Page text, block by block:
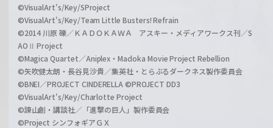
©VisualArt's/Key/SProject
©VisualArt's/Key/Team Little Busters! Refrain
©2014 川原 礫／ＫＡＤＯＫＡＷＡ アスキー・メディアワークス刊／S
AOⅡ Project
©Magica Quartet／Aniplex・Madoka Movie Project Rebellion
©矢吹健太朗・長谷見沙貴／集英社・とらぶるダークネス製作委員会
©BNEI／PROJECT CINDERELLA ©PROJECT DD3
©VisualArt's/Key/Charlotte Project
©諫山創・講談社／「進撃の巨人」製作委員会
©Project シンフォギアＧＸ